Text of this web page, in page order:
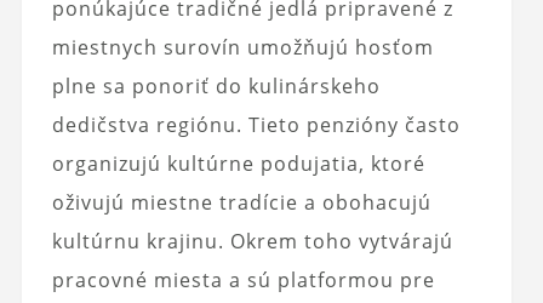
ponúkajúce tradičné jedlá pripravené z
miestnych surovín umožňujú hosťom
plne sa ponoriť do kulinárskeho
dedičstva regiónu. Tieto penzióny často
organizujú kultúrne podujatia, ktoré
oživujú miestne tradície a obohacujú
kultúrnu krajinu. Okrem toho vytvárajú
pracovné miesta a sú platformou pre